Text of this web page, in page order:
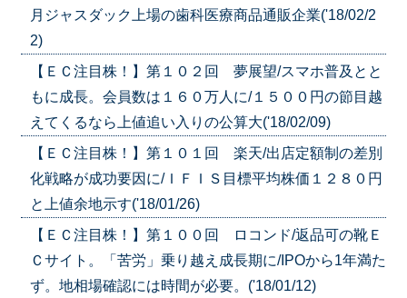
月ジャスダック上場の歯科医療商品通販企業('18/02/2
2)
【ＥＣ注目株！】第１０２回 夢展望/スマホ普及とと
もに成長。会員数は１６０万人に/１５００円の節目越
えてくるなら上値追い入りの公算大('18/02/09)
【ＥＣ注目株！】第１０１回 楽天/出店定額制の差別
化戦略が成功要因に/ＩＦＩＳ目標平均株価１２８０円
と上値余地示す('18/01/26)
【ＥＣ注目株！】第１００回 ロコンド/返品可の靴Ｅ
Ｃサイト。「苦労」乗り越え成長期に/IPOから1年満た
ず。地相場確認には時間が必要。('18/01/12)